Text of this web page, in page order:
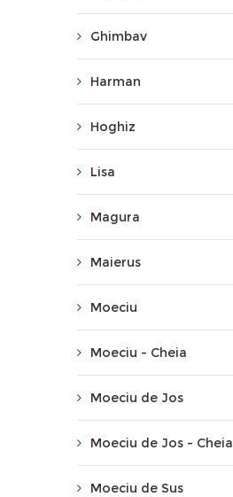
Ghimbav
Harman
Hoghiz
Lisa
Magura
Maierus
Moeciu
Moeciu - Cheia
Moeciu de Jos
Moeciu de Jos - Cheia
Moeciu de Sus